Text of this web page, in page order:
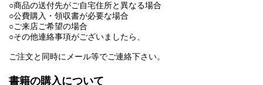
○商品の送付先がご自宅住所と異なる場合
○公費購入・領収書が必要な場合
○ご来店ご希望の場合
○その他連絡事項がございましたら、
ご注文と同時にメール等でご連絡下さい。
書籍の購入について